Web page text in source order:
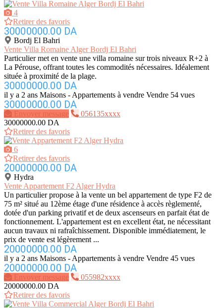
4
Retirer des favoris
30000000.00 DA
Bordj El Bahri
Vente Villa Romaine Alger Bordj El Bahri
Particulier met en vente une villa romaine sur trois niveaux R+2 à
La Pérouse, offrant toutes les commodités nécessaires. Idéalement
située à proximité de la plage.
30000000.00 DA
il y a 2 ans Maisons - Appartements à vendre Vendre 54 vues
30000000.00 DA
Envoyer message
056135xxxx
30000000.00 DA
Retirer des favoris
6
Retirer des favoris
20000000.00 DA
Hydra
Vente Appartement F2 Alger Hydra
Un particulier propose à la vente un bel appartement de type F2 de
75 m² situé au 12ème étage d'une résidence à accès règlementé,
dotée d'un parking privatif et de deux ascenseurs en parfait état de
fonctionnement. L'appartement est en excellent état, ne nécessitant
aucun travaux ni rafraîchissement. Disponible immédiatement, le
prix de vente est légèrement ...
20000000.00 DA
il y a 2 ans Maisons - Appartements à vendre Vendre 45 vues
20000000.00 DA
Envoyer message
055982xxxx
20000000.00 DA
Retirer des favoris